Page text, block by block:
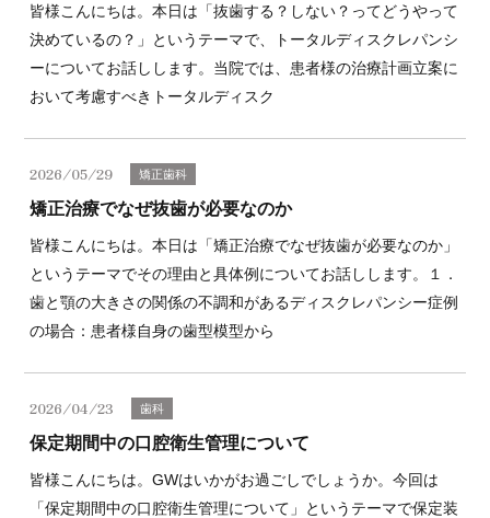
皆様こんにちは。本日は「抜歯する？しない？ってどうやって
決めているの？」というテーマで、トータルディスクレパンシ
ーについてお話しします。当院では、患者様の治療計画立案に
おいて考慮すべきトータルディスク
2026/05/29 矯正歯科
矯正治療でなぜ抜歯が必要なのか
皆様こんにちは。本日は「矯正治療でなぜ抜歯が必要なのか」
というテーマでその理由と具体例についてお話しします。１．
歯と顎の大きさの関係の不調和があるディスクレパンシー症例
の場合：患者様自身の歯型模型から
2026/04/23 歯科
保定期間中の口腔衛生管理について
皆様こんにちは。GWはいかがお過ごしでしょうか。今回は
「保定期間中の口腔衛生管理について」というテーマで保定装